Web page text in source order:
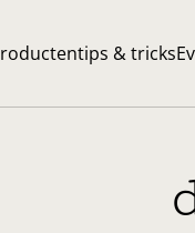
tips & tricks